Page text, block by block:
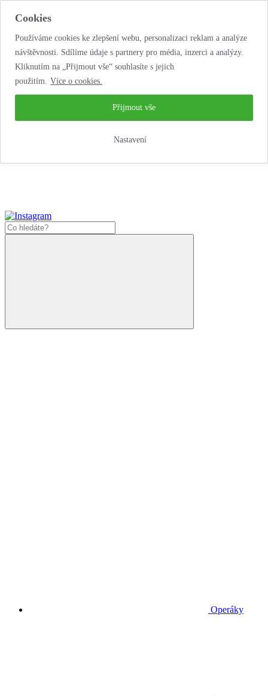
Cookies
Používáme cookies ke zlepšení webu, personalizaci reklam a analýze
návštěvnosti. Sdílíme údaje s partnery pro média, inzerci a analýzy.
Kliknutím na „Přijmout vše“ souhlasíte s jejich
použitím. Více o cookies.
Nastavení
Přijmout vše
...neobyčejná jízda životem!
Operáky